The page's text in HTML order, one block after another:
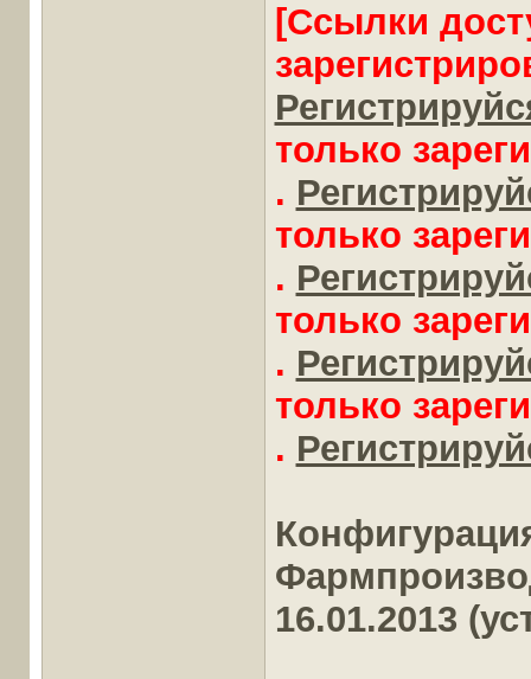
[Ссылки
только
.
только
.
только
.
только
.
16.01.2013